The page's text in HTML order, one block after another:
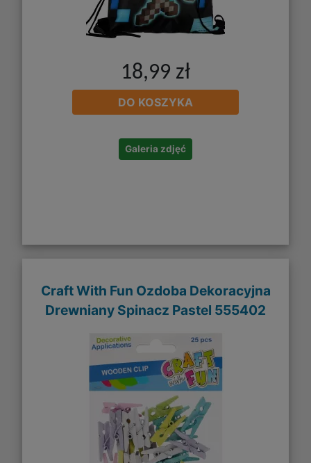
18,99 zł
DO KOSZYKA
Galeria zdjęć
Craft With Fun Ozdoba Dekoracyjna
Drewniany Spinacz Pastel 555402